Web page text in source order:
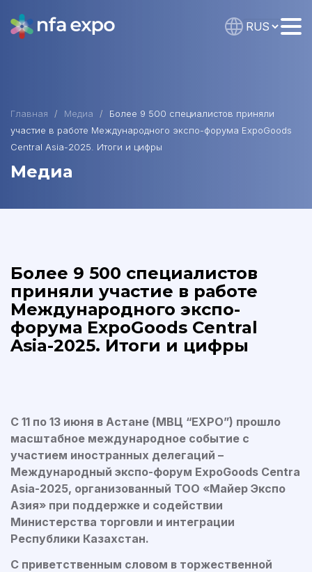
Главная Медиа
Более 9 500 специалистов приняли
участие в работе Международного экспо-форума ExpoGoods
Central Asia-2025. Итоги и цифры
Медиа
Более 9 500 специалистов
приняли участие в работе
Международного экспо-
форума ExpoGoods Central
Asia-2025. Итоги и цифры
С 11 по 13 июня в Астане (МВЦ “EXPO”) прошло
масштабное международное событие с
участием иностранных делегаций –
Международный экспо-форум ExpoGoods Centra
Asia-2025, организованный ТОО «Майер Экспо
Азия» при поддержке и содействии
Министерства торговли и интеграции
Республики Казахстан.
С приветственным словом в торжественной